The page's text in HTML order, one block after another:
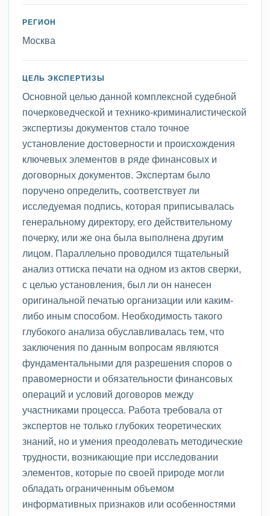
РЕГИОН
Москва
ЦЕЛЬ ЭКСПЕРТИЗЫ
Основной целью данной комплексной судебной
почерковедческой и технико-криминалистической
экспертизы документов стало точное
установление достоверности и происхождения
ключевых элементов в ряде финансовых и
договорных документов. Экспертам было
поручено определить, соответствует ли
исследуемая подпись, которая приписывалась
генеральному директору, его действительному
почерку, или же она была выполнена другим
лицом. Параллельно проводился тщательный
анализ оттиска печати на одном из актов сверки,
с целью установления, был ли он нанесен
оригинальной печатью организации или каким-
либо иным способом. Необходимость такого
глубокого анализа обуславливалась тем, что
заключения по данным вопросам являются
фундаментальными для разрешения споров о
правомерности и обязательности финансовых
операций и условий договоров между
участниками процесса. Работа требовала от
экспертов не только глубоких теоретических
знаний, но и умения преодолевать методические
трудности, возникающие при исследовании
элементов, которые по своей природе могли
обладать ограниченным объемом
информативных признаков или особенностями